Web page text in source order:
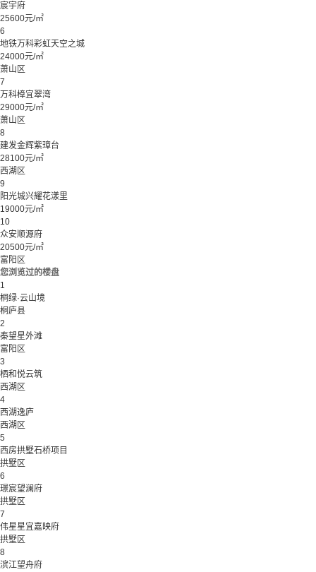
宸宇府
25600元/㎡
6
地铁万科彩虹天空之城
24000元/㎡
萧山区
7
万科樟宜翠湾
29000元/㎡
萧山区
8
建发金辉紫璋台
28100元/㎡
西湖区
9
阳光城兴耀花漾里
19000元/㎡
10
众安顺源府
20500元/㎡
富阳区
您浏览过的楼盘
1
桐绿·云山境
桐庐县
2
秦望星外滩
富阳区
3
栖和悦云筑
西湖区
4
西湖逸庐
西湖区
5
西房拱墅石桥项目
拱墅区
6
璟宸望澜府
拱墅区
7
伟星星宜嘉映府
拱墅区
8
滨江望舟府